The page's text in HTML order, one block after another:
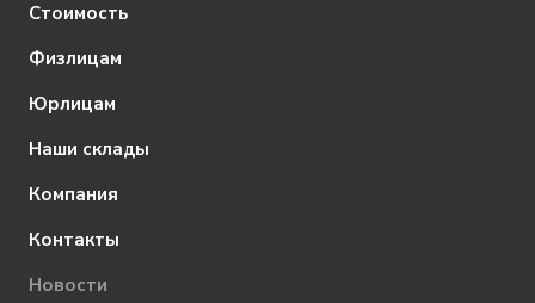
Стоимость
Физлицам
Юрлицам
Наши склады
Компания
Контакты
Новости